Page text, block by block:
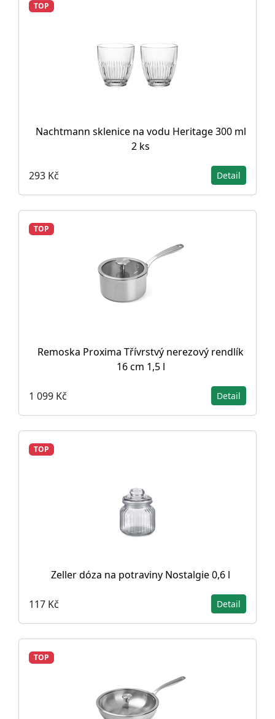
TOP
Nachtmann sklenice na vodu Heritage 300 ml
2 ks
293 Kč Detail
TOP
Remoska Proxima Třívrstvý nerezový rendlík
16 cm 1,5 l
1 099 Kč Detail
TOP
Zeller dóza na potraviny Nostalgie 0,6 l
117 Kč Detail
TOP